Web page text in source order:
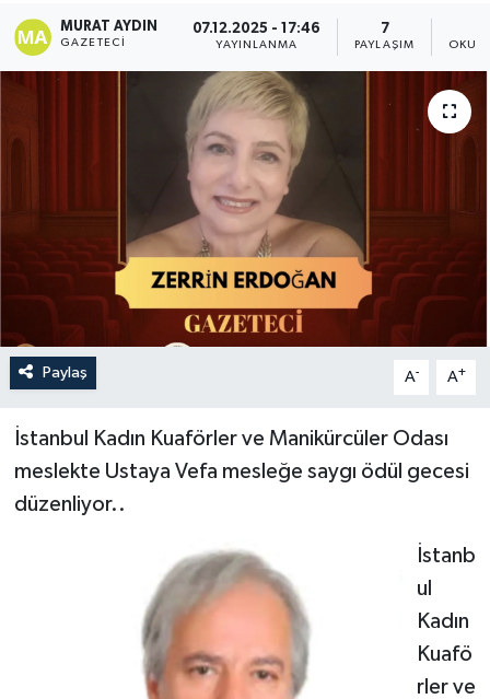
MURAT AYDIN
GAZETECI
07.12.2025 - 17:46
YAYINLANMA
7
PAYLAŞIM
Paylaş A- A+
İstanbul Kadın Kuaförler ve Manikürcüler Odası
meslekte Ustaya Vefa mesleğe saygı ödül gecesi
düzenliyor..
İstanb
ul
Kadın
Kuafö
rler ve